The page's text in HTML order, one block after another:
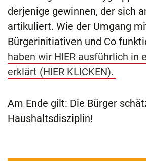
derjenige gewinnen, der sich
artikuliert. Wie der Umgang
Bürgerinitiativen und Co
haben wir HIER ausführlich in
erklärt (HIER KLICKEN).
Am Ende gilt: Die Bürger
Haushaltsdisziplin!